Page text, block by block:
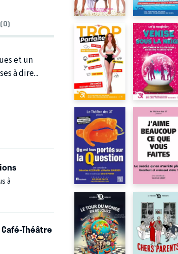
et un
à dire...
à
Théâtre